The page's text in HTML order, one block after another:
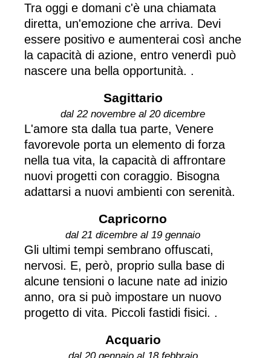
Tra oggi e domani c'è una chiamata
diretta, un'emozione che arriva. Devi
essere positivo e aumenterai così anche
la capacità di azione, entro venerdì può
nascere una bella opportunità. .
Sagittario
dal 22 novembre al 20 dicembre
L'amore sta dalla tua parte, Venere
favorevole porta un elemento di forza
nella tua vita, la capacità di affrontare
nuovi progetti con coraggio. Bisogna
adattarsi a nuovi ambienti con serenità.
Capricorno
dal 21 dicembre al 19 gennaio
Gli ultimi tempi sembrano offuscati,
nervosi. E, però, proprio sulla base di
alcune tensioni o lacune nate ad inizio
anno, ora si può impostare un nuovo
progetto di vita. Piccoli fastidi fisici. .
Acquario